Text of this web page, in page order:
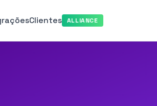
Clientes ALLIANCE